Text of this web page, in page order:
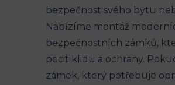
bezpečnost svého bytu
Nabízíme montáž
bezpečnostních zámků,
pocit klidu a ochrany.
zámek, který potřebuje